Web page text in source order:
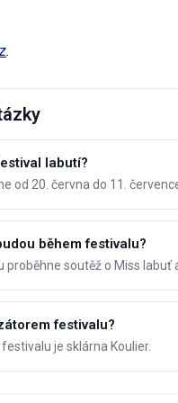
.
labutí?
od 20. června do 11.
během festivalu?
proběhne soutěž o Miss labuť
festivalu?
je sklárna Koulier.